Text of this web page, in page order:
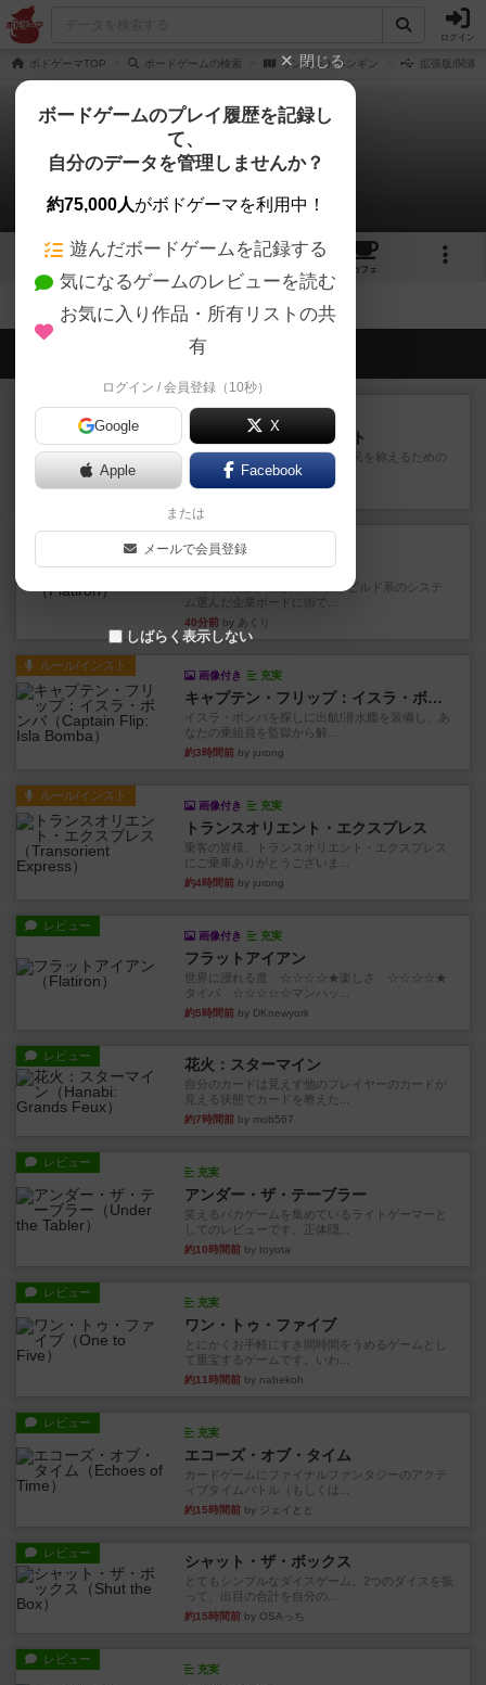
ログイン
ボドゲーマTOP ボードゲームの検索 サンセットペンギン 拡張版/関連
サンセットペンギン
拡張/関連作品 0件
8 1
カフェ
会員の新しい投稿
ルール/インスト
ノームズ・アット・ナイト
ベネボレンス女王は、忠実な臣民を称えるための
祝宴を開こうとしています。...
11分前by jurong
レビュー
画像付き
フラットアイアン
1~2人に限定された、エンジンビルド系のシステ
ム選んだ企業ボードに街で...
40分前 by あくり
ルール/インスト
画像付き 充実
キャプテン・フリップ：イスラ・ボンバ
イスラ・ボンバを探しに出航!潜水艦を装備し、あ
なたの乗組員を監獄から解...
約3時間前 by jurong
ルール/インスト
画像付き 充実
トランスオリエント・エクスプレス
乗客の皆様、トランスオリエント・エクスプレス
にご乗車ありがとうございま...
約4時間前 by jurong
レビュー
画像付き 充実
フラットアイアン
世界に浸れる度 ☆☆☆☆★楽しさ ☆☆☆☆★
タイパ ☆☆☆☆☆マンハッ...
約5時間前 by DKnewyork
レビュー 花火：スターマイン
自分のカードは見えず他のプレイヤーのカードが
見える状態でカードを教えた...
約7時間前 by mob567
レビュー
充実
アンダー・ザ・テーブラー
笑えるバカゲームを集めているライトゲーマーと
してのレビューです。正体隠...
約10時間前 by toyota
レビュー
充実
ワン・トゥ・ファイブ
とにかくお手軽にすき間時間をうめるゲームとし
て重宝するゲームです。いわ...
約11時間前 by nabekoh
レビュー
充実
エコーズ・オブ・タイム
カードゲームにファイナルファンタジーのアクテ
ィブタイムバトル（もしくは...
約15時間前 by ジェイとと
レビュー シャット・ザ・ボックス
とてもシンプルなダイスゲーム。2つのダイスを振
って、出目の合計を自分の...
約15時間前 by OSAっち
レビュー
充実
閉じる
ボードゲームのプレイ履歴を記録し
て、
自分のデータを管理しませんか？
約75,000人がボドゲーマを利用中！
遊んだボードゲームを記録する
気になるゲームのレビューを読む
お気に入り作品・所有リストの共
有
ログイン / 会員登録（10秒）
Google X
Apple Facebook
または
メールで会員登録
しばらく表示しない